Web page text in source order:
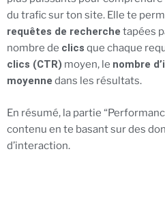
du trafic sur ton site. Elle te
requêtes de recherche tapées
nombre de clics que chaque
clics (CTR) moyen, le nombre
moyenne dans les résultats.
En résumé, la partie
contenu en te basant sur des
d’interaction.